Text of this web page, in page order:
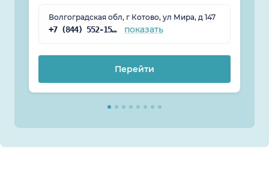
Волгоградская обл, г Котово, ул Мира, д 147
+7 (844) 552-15-05 показать
Перейти